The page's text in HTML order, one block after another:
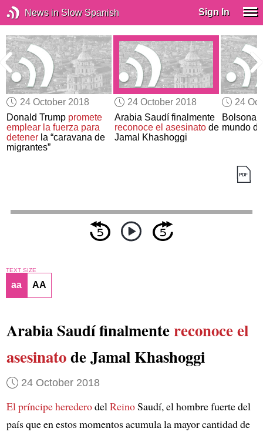
News in Slow Spanish Sign In
24 October 2018
Donald Trump promete
emplear la fuerza para
detener la “caravana de
migrantes”
24 October 2018
Arabia Saudí finalmente
reconoce el asesinatode
Jamal Khashoggi
24
mundo
TEXT SIZE
aa AA
Arabia Saudí finalmentereconoce el
asesinatode Jamal Khashoggi
24 October 2018
El príncipe herederodelReinoSaudí, el hombre fuerte del
país que en estos momentos acumula la mayor cantidad de